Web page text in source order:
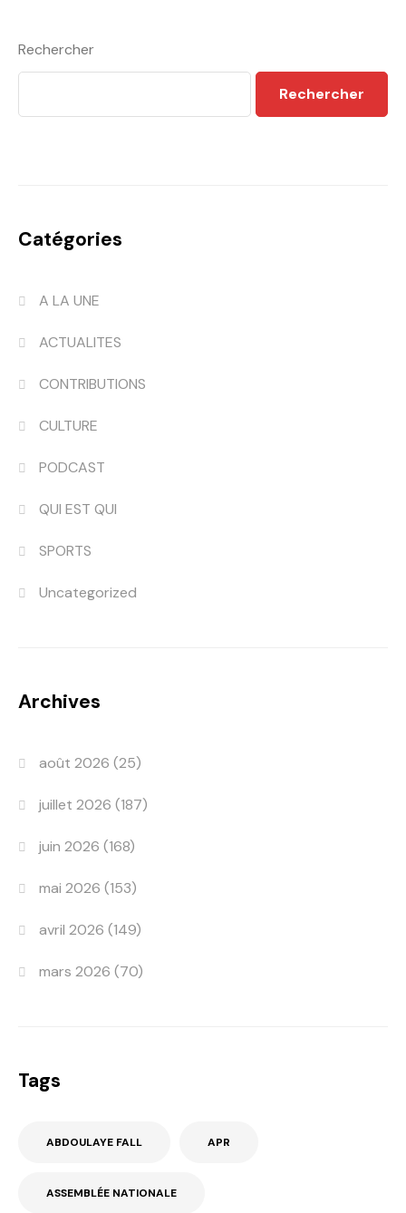
Rechercher
Rechercher
Catégories
A LA UNE
ACTUALITES
CONTRIBUTIONS
CULTURE
PODCAST
QUI EST QUI
SPORTS
Uncategorized
Archives
août 2026 (25)
juillet 2026 (187)
juin 2026 (168)
mai 2026 (153)
avril 2026 (149)
mars 2026 (70)
Tags
ABDOULAYE FALL APR
ASSEMBLÉE NATIONALE